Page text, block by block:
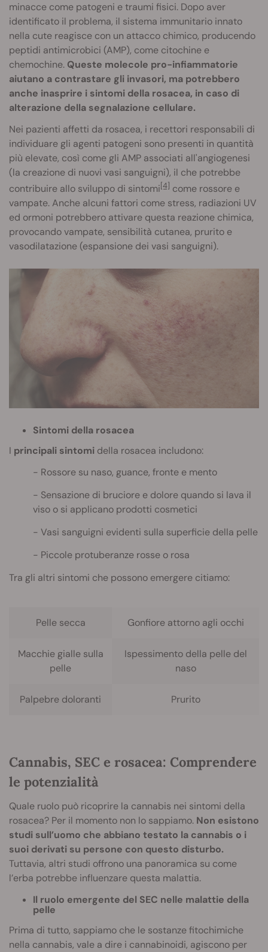
minacce come patogeni e traumi fisici. Dopo aver
identificato il problema, il sistema immunitario innato
nella cute reagisce con un attacco chimico, producendo
peptidi antimicrobici (AMP), come citochine e
chemochine. Queste molecole pro-infiammatorie
aiutano a contrastare gli invasori, ma potrebbero
anche inasprire i sintomi della rosacea, in caso di
alterazione della segnalazione cellulare.
Nei pazienti affetti da rosacea, i recettori responsabili di
individuare gli agenti patogeni sono presenti in quantità
più elevate, così come gli AMP associati all'angiogenesi
(la creazione di nuovi vasi sanguigni), il che potrebbe
contribuire allo sviluppo di sintomi[4] come rossore e
vampate. Anche alcuni fattori come stress, radiazioni UV
ed ormoni potrebbero attivare questa reazione chimica,
provocando vampate, sensibilità cutanea, prurito e
vasodilatazione (espansione dei vasi sanguigni).
Sintomi della rosacea
I principali sintomi della rosacea includono:
Rossore su naso, guance, fronte e mento
Sensazione di bruciore e dolore quando si lava il
viso o si applicano prodotti cosmetici
Vasi sanguigni evidenti sulla superficie della pelle
Piccole protuberanze rosse o rosa
Tra gli altri sintomi che possono emergere citiamo:
Pelle secca Gonfiore attorno agli occhi
Macchie gialle sulla
pelle
Ispessimento della pelle del
naso
Palpebre doloranti Prurito
Cannabis, SEC e rosacea: Comprendere
le potenzialità
Quale ruolo può ricoprire la cannabis nei sintomi della
rosacea? Per il momento non lo sappiamo. Non esistono
studi sull’uomo che abbiano testato la cannabis o i
suoi derivati su persone con questo disturbo.
Tuttavia, altri studi offrono una panoramica su come
l’erba potrebbe influenzare questa malattia.
Il ruolo emergente del SEC nelle malattie della
pelle
Prima di tutto, sappiamo che le sostanze fitochimiche
nella cannabis, vale a dire i cannabinoidi, agiscono per